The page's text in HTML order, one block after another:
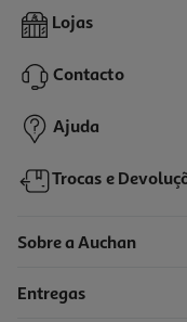
Marky Diy Colop Recarga
10,99 €
Lojas
Contacto
Ajuda
Trocas e
Sobre a Auchan
Entregas